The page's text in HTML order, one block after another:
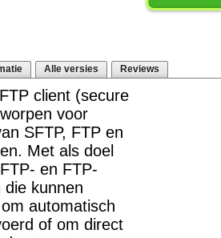
Alle versies Reviews
client (secure
voor
SFTP, FTP en
Met als doel
en FTP-
kunnen
automatisch
of om direct